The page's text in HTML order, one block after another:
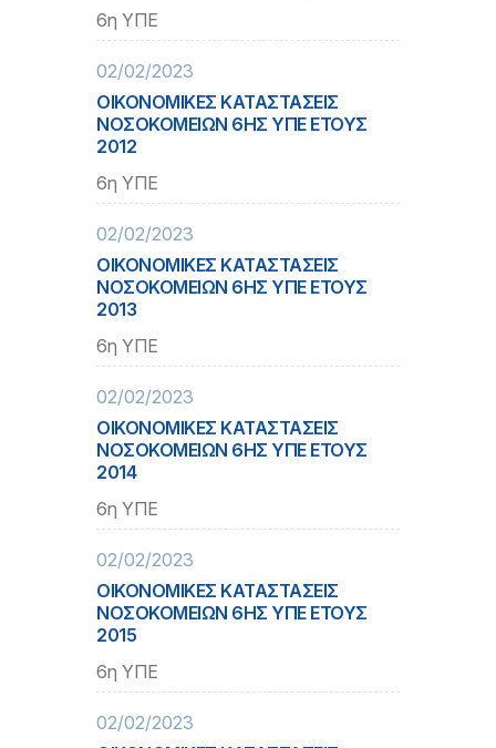
6η ΥΠΕ
02/02/2023
ΟΙΚΟΝΟΜΙΚΕΣ ΚΑΤΑΣΤΑΣΕΙΣ
ΝΟΣΟΚΟΜΕΙΩΝ 6ΗΣ ΥΠΕ ΕΤΟΥΣ
2012
6η ΥΠΕ
02/02/2023
ΟΙΚΟΝΟΜΙΚΕΣ ΚΑΤΑΣΤΑΣΕΙΣ
ΝΟΣΟΚΟΜΕΙΩΝ 6ΗΣ ΥΠΕ ΕΤΟΥΣ
2013
6η ΥΠΕ
02/02/2023
ΟΙΚΟΝΟΜΙΚΕΣ ΚΑΤΑΣΤΑΣΕΙΣ
ΝΟΣΟΚΟΜΕΙΩΝ 6ΗΣ ΥΠΕ ΕΤΟΥΣ
2014
6η ΥΠΕ
02/02/2023
ΟΙΚΟΝΟΜΙΚΕΣ ΚΑΤΑΣΤΑΣΕΙΣ
ΝΟΣΟΚΟΜΕΙΩΝ 6ΗΣ ΥΠΕ ΕΤΟΥΣ
2015
6η ΥΠΕ
02/02/2023